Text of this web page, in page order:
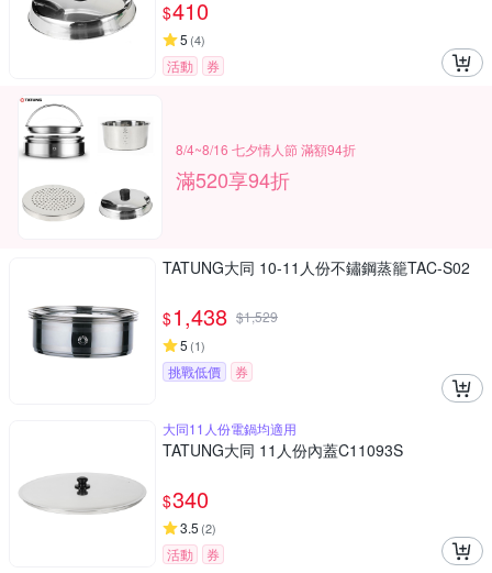
$410
5 (4)
活動 券
8/4~8/16 七夕情人節 滿額94折
滿520享94折
TATUNG大同 10-11人份不鏽鋼蒸籠TAC-S02
$1,438 $1,529
5 (1)
挑戰低價 券
大同11人份電鍋均適用
TATUNG大同 11人份內蓋C11093S
$340
3.5 (2)
活動
券